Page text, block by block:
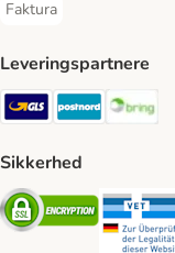
Faktura
Faktura Payment Method
Leveringspartnere
GLS Shipping
Postnord
Sikkerhed
Security